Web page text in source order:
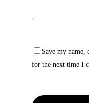
Save my name,
for the next time I